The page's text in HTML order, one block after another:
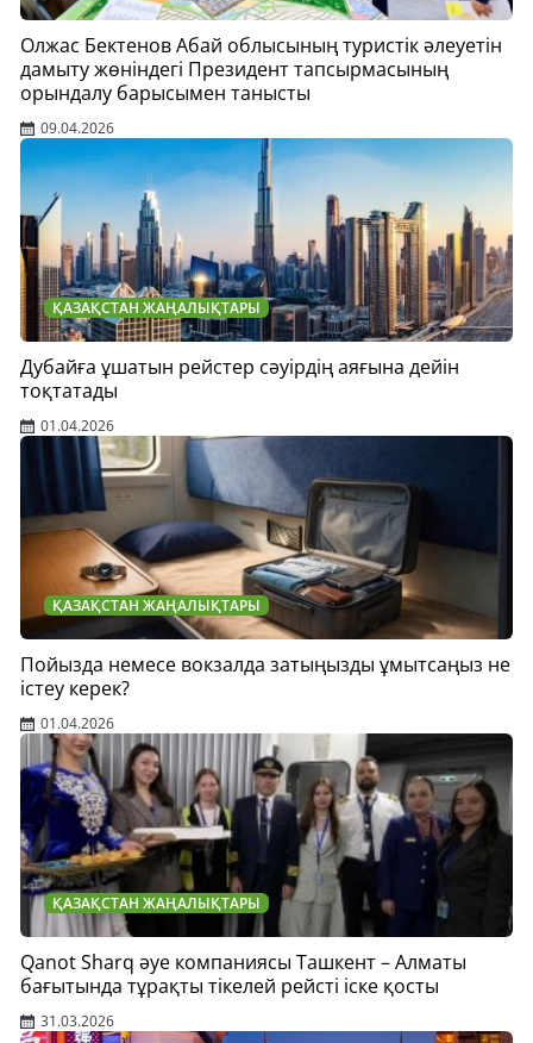
Олжас Бектенов Абай облысының туристік әлеуетін
дамыту жөніндегі Президент тапсырмасының
орындалу барысымен танысты
09.04.2026
ҚАЗАҚСТАН ЖАҢАЛЫҚТАРЫ
Дубайға ұшатын рейстер сәуірдің аяғына дейін
тоқтатады
01.04.2026
ҚАЗАҚСТАН ЖАҢАЛЫҚТАРЫ
Пойызда немесе вокзалда затыңызды ұмытсаңыз не
істеу керек?
01.04.2026
ҚАЗАҚСТАН ЖАҢАЛЫҚТАРЫ
Qanot Sharq әуе компаниясы Ташкент – Алматы
бағытында тұрақты тікелей рейсті іске қосты
31.03.2026